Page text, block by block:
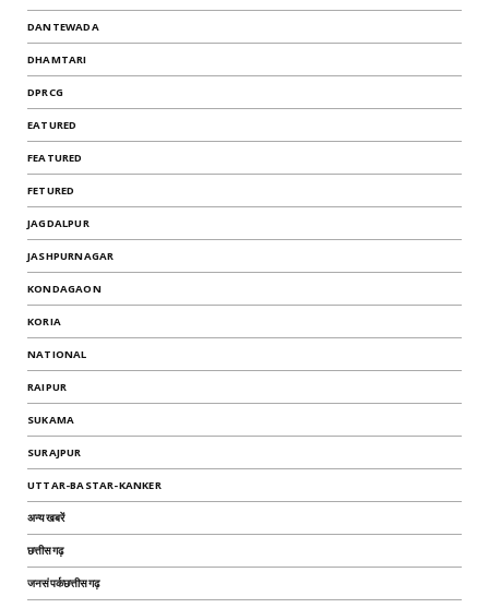
DANTEWADA
DHAMTARI
DPRCG
EATURED
FEATURED
FETURED
JAGDALPUR
JASHPURNAGAR
KONDAGAON
KORIA
NATIONAL
RAIPUR
SUKAMA
SURAJPUR
UTTAR-BASTAR-KANKER
अन्यखबरें
छत्तीसगढ़
जनसंपर्कछत्तीसगढ़